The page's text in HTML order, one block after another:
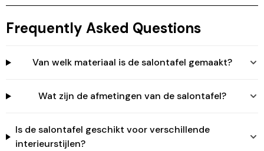
Frequently Asked Questions
Van welk materiaal is de salontafel gemaakt?
Wat zijn de afmetingen van de salontafel?
Is de salontafel geschikt voor verschillende
interieurstijlen?
Inloggen vereist
artikelen te bekijken.